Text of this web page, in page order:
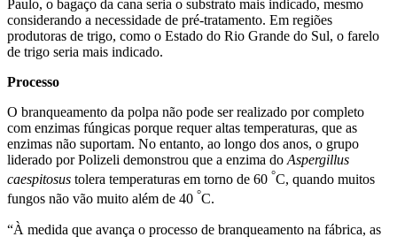
Paulo, o bagaço da cana seria o substrato mais indicado, mesmo
considerando a necessidade de pré-tratamento. Em regiões
produtoras de trigo, como o Estado do Rio Grande do Sul, o farelo
de trigo seria mais indicado.
Processo
O branqueamento da polpa não pode ser realizado por completo
com enzimas fúngicas porque requer altas temperaturas, que as
enzimas não suportam. No entanto, ao longo dos anos, o grupo
liderado por Polizeli demonstrou que a enzima do Aspergillus
caespitosus tolera temperaturas em torno de 60 °C, quando muitos
fungos não vão muito além de 40 °C.
“À medida que avança o processo de branqueamento na fábrica, as